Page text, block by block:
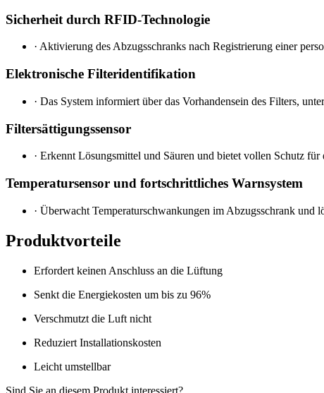
Sicherheit durch RFID-Technologie
· Aktivierung des Abzugsschranks nach Registrierung einer
Elektronische Filteridentifikation
· Das System informiert über das Vorhandensein des Filters,
Filtersättigungssensor
· Erkennt Lösungsmittel und Säuren und bietet vollen Schutz für
Temperatursensor und fortschrittliches Warnsystem
· Überwacht Temperaturschwankungen im Abzugsschrank und
Produktvorteile
Erfordert keinen Anschluss an die Lüftung
Senkt die Energiekosten um bis zu 96%
Verschmutzt die Luft nicht
Reduziert Installationskosten
Leicht umstellbar
Sind Sie an diesem Produkt interessiert?